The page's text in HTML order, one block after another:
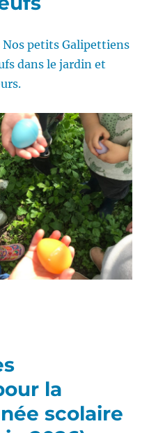
Nos petits Galipettiens
dans le jardin et
la
scolaire